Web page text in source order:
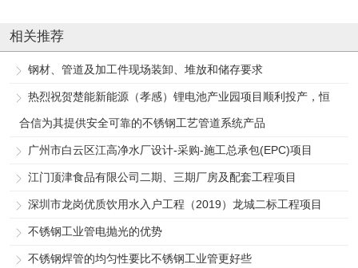
相关推荐
钢材、管道及加工件现场装卸、堆放和储存要求
热烈祝贺楚能新能源（孝感）锂电池产业园项目顺利投产，恒
合信为其提供安全可靠的不锈钢工艺管道系统产品
广州市白云区江高净水厂设计-采购-施工总承包(EPC)项目
江门顶津食品有限公司二期、三期厂房及配套工程项目
深圳市龙岗优质饮用水入户工程（2019）龙城二标工程项目
不锈钢工业管电抛光的优势
不锈钢焊管的均匀性要比不锈钢工业管更好些